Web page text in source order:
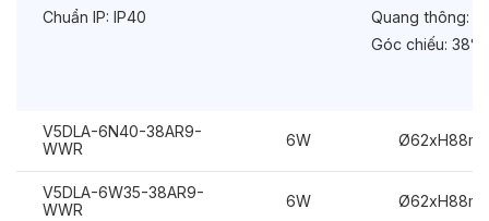
Chuẩn IP: IP40
Quang thông:
Góc chiếu: 38°
V5DLA-6N40-38AR9-
WWR
6W
V5DLA-6W35-38AR9-
WWR
6W